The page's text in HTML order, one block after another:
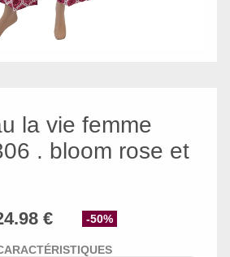
la vie femme
. bloom rose et
-50%